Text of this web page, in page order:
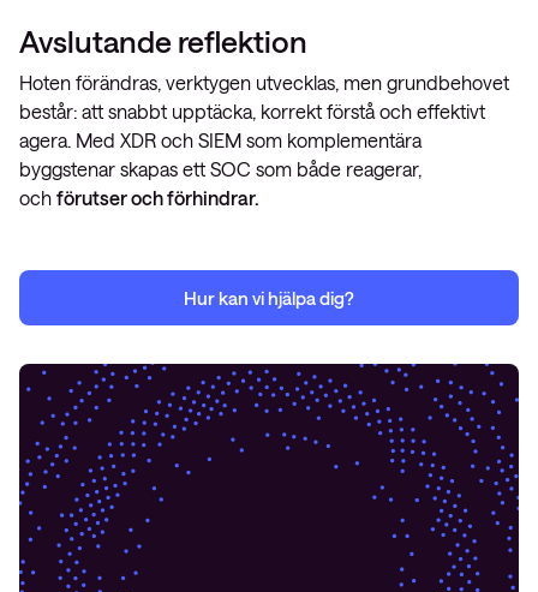
Avslutande reflektion
Hoten förändras, verktygen utvecklas, men grundbehovet
består: att snabbt upptäcka, korrekt förstå och effektivt
agera. Med XDR och SIEM som komplementära
byggstenar skapas ett SOC som både reagerar,
och förutser och förhindrar.
Hur kan vi hjälpa dig?